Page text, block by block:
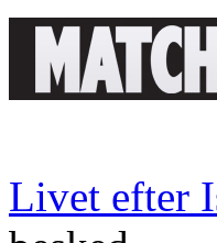
Livet efter